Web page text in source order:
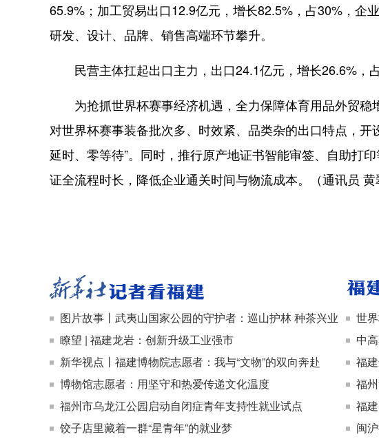
65.9%；加工贸易出口12.9亿元，增长82.5%，占30%，企
研发、设计、品牌、销售高端环节攀升。
民营主体扛起出口主力，出口24.1亿元，增长26.6%，占
为抢抓世界杯赛事经济机遇，全力保障体育用品外贸稳
对世界杯赛事装备批次多、时效紧、品类杂的出口特点，
延时、零等待”。同时，推行原产地证书智能审签、自助打
证全流程时长，降低企业通关时间与物流成本。（通讯员 黄
图片故事丨武夷山国家公园的守护者：巡山护林 种茶兴业
瞭望 | 福建龙岩：创新升级工业强市
新华视点丨福建博物院志愿者：我与“文物”的双向奔赴
博物馆志愿者：用坚守和热爱传递文化温度
福州市乌龙江公园启动自闭症青年支持性就业试点
饺子店里藏着一群“星青年”的就业梦
世
中
福
福
福
闽